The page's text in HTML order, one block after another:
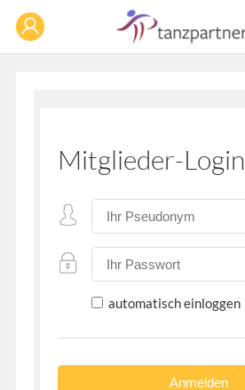
Mitglieder-Login
automatisch einloggen